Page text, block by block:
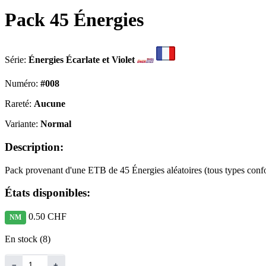
Pack 45 Énergies
Série: Énergies Écarlate et Violet
Numéro: #008
Rareté: Aucune
Variante: Normal
Description:
Pack provenant d'une ETB de 45 Énergies aléatoires (tous types
États disponibles:
NM 0.50 CHF
En stock (8)